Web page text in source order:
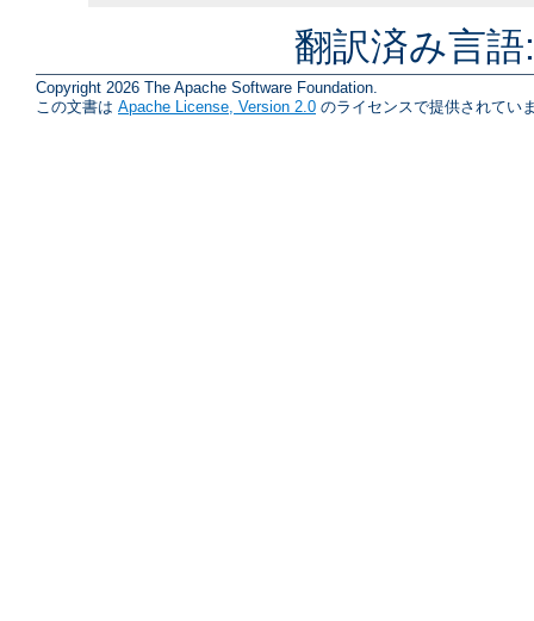
翻訳済み言
Copyright 2026 The Apache Software Foundation.
この文書は Apache License, Version 2.0 のライセンスで提供されてい